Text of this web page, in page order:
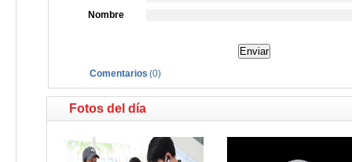
Nombre
Comentarios (0)